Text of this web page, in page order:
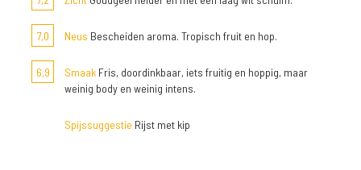
7,0 Neus Bescheiden aroma. Tropisch fruit en hop.
6,9 Smaak Fris, doordinkbaar, iets fruitig en hoppig, maar
weinig body en weinig intens.
Spijssuggestie Rijst met kip